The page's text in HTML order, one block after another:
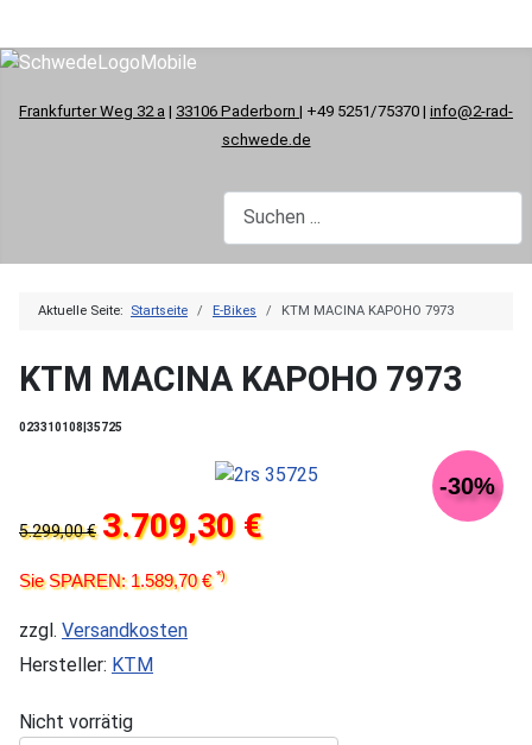
Frankfurter Weg 32 a | 33106 Paderborn | +49 5251/75370 | info@2-rad-
schwede.de
Aktuelle Seite: Startseite E-Bikes KTM MACINA KAPOHO 7973
KTM MACINA KAPOHO 7973
023310108|35725
-30%
5.299,00 € 3.709,30 €
Sie SPAREN: 1.589,70 €*)
zzgl. Versandkosten
Hersteller: KTM
Nicht vorrätig